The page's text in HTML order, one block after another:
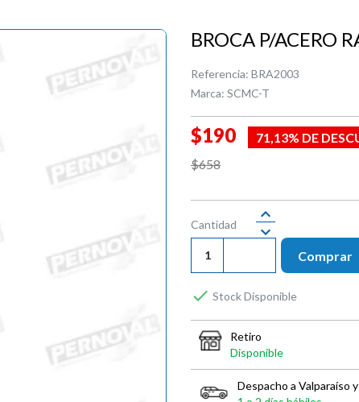
BROCA P/ACERO
Referencia: BRA2003
Marca: SCMC-T
$190
71,13% DE
$658
Cantidad
Comprar
 Stock Disponible
Retiro
Disponible
Despacho a Valparaíso